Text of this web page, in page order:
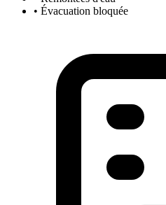
• Évacuation bloquée